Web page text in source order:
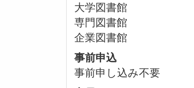
大学図書館
専門図書館
企業図書館
事前申込
事前申し込み不要